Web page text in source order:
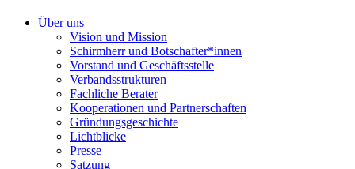
Über uns
Vision und Mission
Schirmherr und Botschafter*innen
Vorstand und Geschäftsstelle
Verbandsstrukturen
Fachliche Berater
Kooperationen und Partnerschaften
Gründungsgeschichte
Lichtblicke
Presse
Satzung